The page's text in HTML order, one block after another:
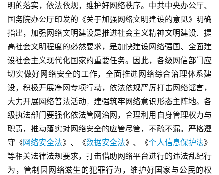
明的落实，依法依规，维护好网络秩序。中共中央办公厅、
国务院办公厅印发的《关于加强网络文明建设的意见》明确
指出，加强网络文明建设是推进社会主义精神文明建设、提
高社会文明程度的必然要求，是加快建设网络强国、全面建
设社会主义现代化国家的重要任务。因此，各级网信部门应
切实做好网络安全的工作，全面推进网络综合治理体系建
设，积极开展净网专项行动，依法依规严厉打击网络谣言，
大力开展网络普法活动，建强筑牢网络意识形态主阵地。各
级执法部门要强化依法管网治网，合理利用自身管理权力与
职责，推动落实对网络安全的应管尽管，不疏不漏。严格遵
守《网络安全法》、《数据安全法》、《个人信息保护法》
等相关法律法规要求，打击借助网络平台进行的违法乱纪行
为，管制因网络滋生的犯罪行为，维护好国家与公民的权